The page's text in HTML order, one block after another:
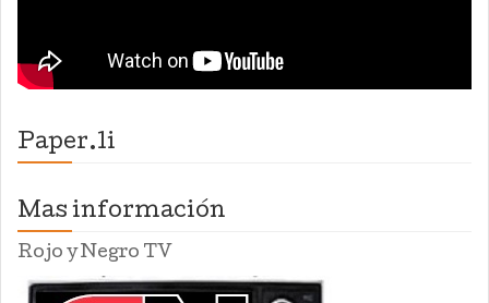
Paper.li
Mas información
Rojo y Negro TV